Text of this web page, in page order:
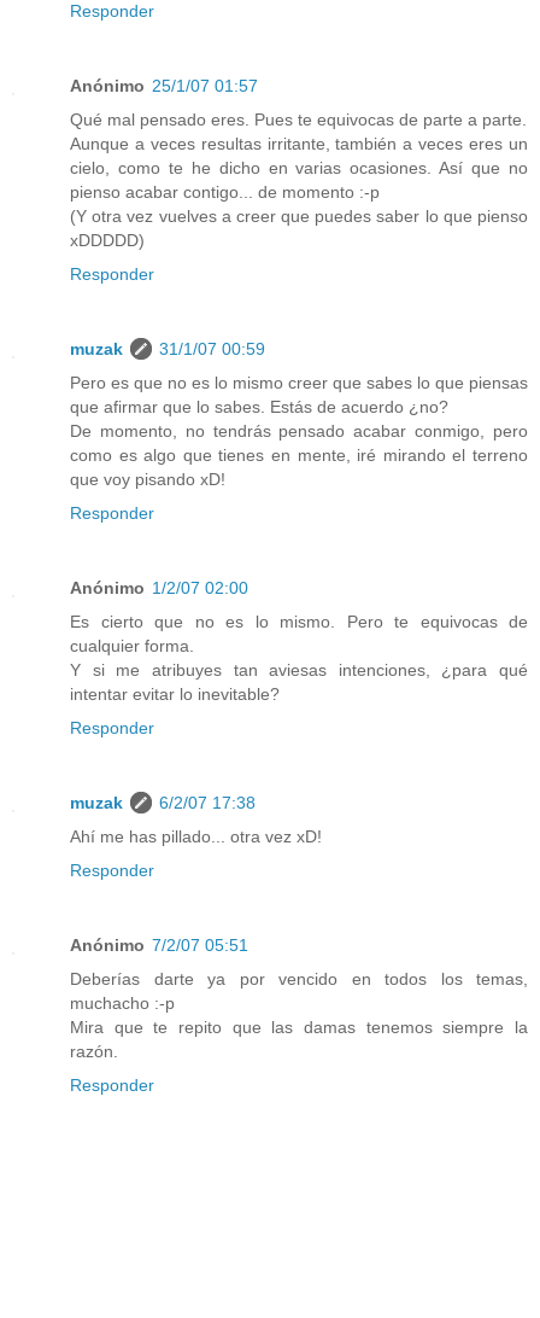
Responder
Anónimo 25/1/07 01:57
Qué mal pensado eres. Pues te equivocas de parte a parte.
Aunque a veces resultas irritante, también a veces eres un
cielo, como te he dicho en varias ocasiones. Así que no
pienso acabar contigo... de momento :-p
(Y otra vez vuelves a creer que puedes saber lo que pienso
xDDDDD)
Responder
muzak
31/1/07 00:59
Pero es que no es lo mismo creer que sabes lo que piensas
que afirmar que lo sabes. Estás de acuerdo ¿no?
De momento, no tendrás pensado acabar conmigo, pero
como es algo que tienes en mente, iré mirando el terreno
que voy pisando xD!
Responder
Anónimo 1/2/07 02:00
Es cierto que no es lo mismo. Pero te equivocas de
cualquier forma.
Y si me atribuyes tan aviesas intenciones, ¿para qué
intentar evitar lo inevitable?
Responder
muzak
6/2/07 17:38
Ahí me has pillado... otra vez xD!
Responder
Anónimo 7/2/07 05:51
Deberías darte ya por vencido en todos los temas,
muchacho :-p
Mira que te repito que las damas tenemos siempre la
razón.
Responder